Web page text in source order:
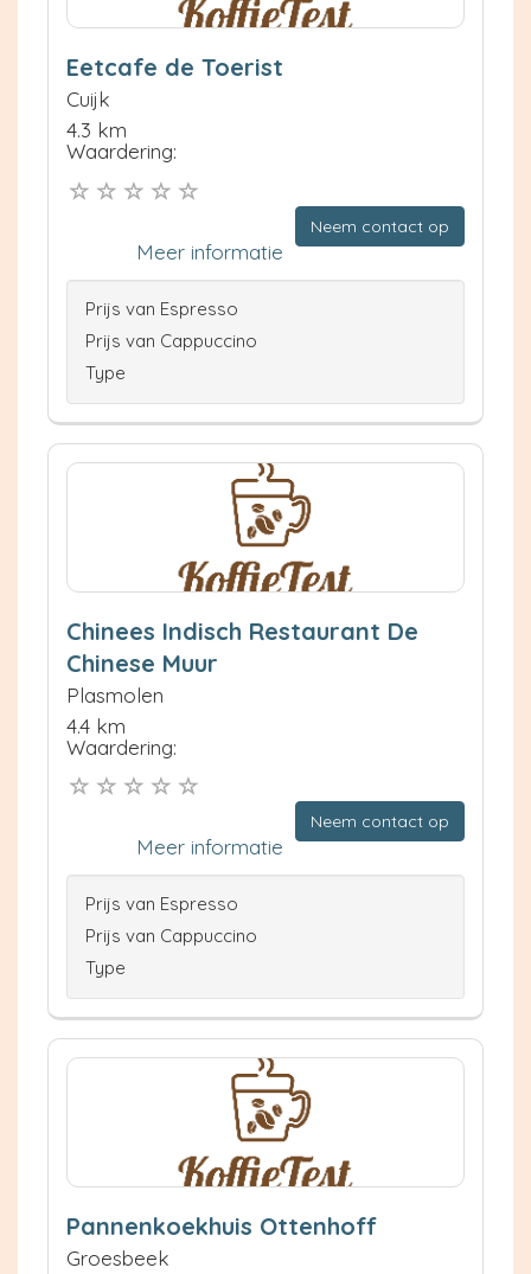
Eetcafe de Toerist
Cuijk
4.3 km
Waardering:
Neem contact op
Meer informatie
Prijs van Espresso
Prijs van Cappuccino
Type
Chinees Indisch Restaurant De
Chinese Muur
Plasmolen
4.4 km
Waardering:
Neem contact op
Meer informatie
Prijs van Espresso
Prijs van Cappuccino
Type
Pannenkoekhuis Ottenhoff
Groesbeek